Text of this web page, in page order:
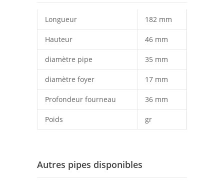
Longueur 182 mm
Hauteur 46 mm
diamètre pipe 35 mm
diamètre foyer 17 mm
Profondeur fourneau 36 mm
Poids gr
Autres pipes disponibles